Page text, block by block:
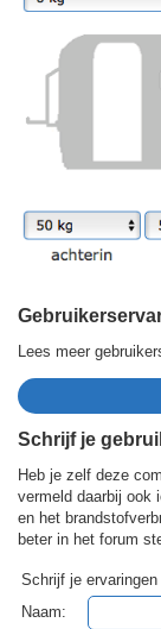
Lees meer
Schrijf je
Heb je zelf deze
vermeld daarbij ook
en het
beter in het forum
Schrijf je ervaringen
Naam: